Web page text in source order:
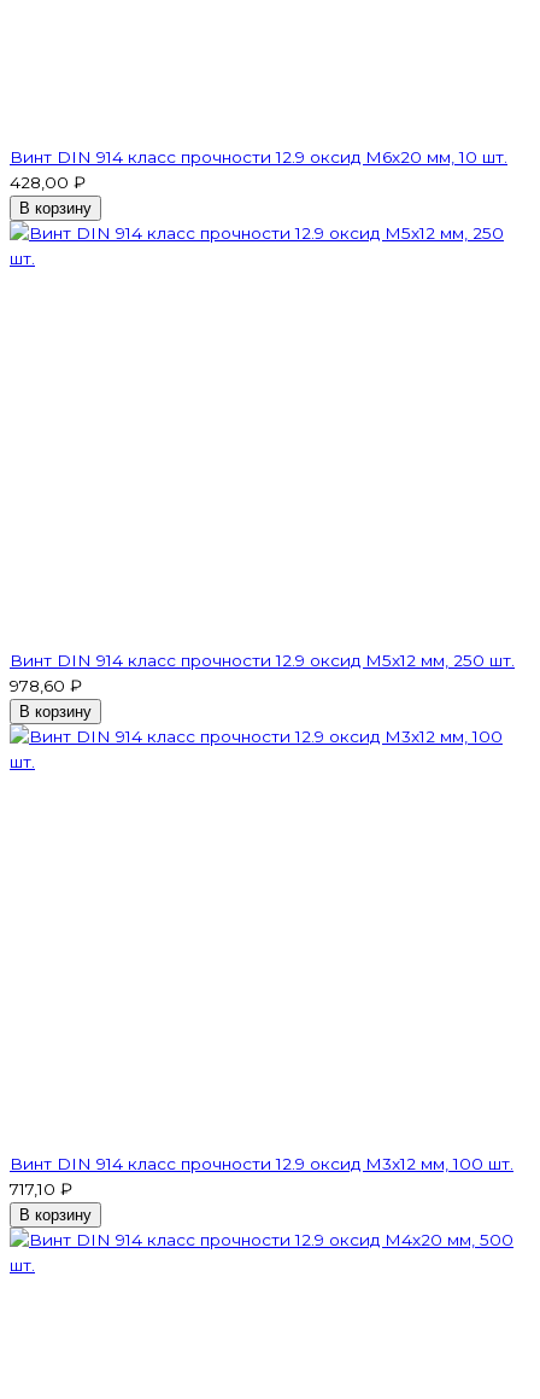
Винт DIN 914 класс прочности 12.9 оксид M6х20 мм, 10 шт.
428,00 ₽
В корзину
Винт DIN 914 класс прочности 12.9 оксид M5х12 мм, 250 шт.
978,60 ₽
В корзину
Винт DIN 914 класс прочности 12.9 оксид M3x12 мм, 100 шт.
717,10 ₽
В корзину